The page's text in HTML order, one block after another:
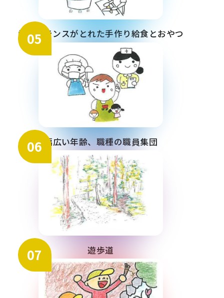
栄養バランスがとれた手作り給食とおやつ
05
幅広い年齢、職種の職員集団
06
遊歩道
07